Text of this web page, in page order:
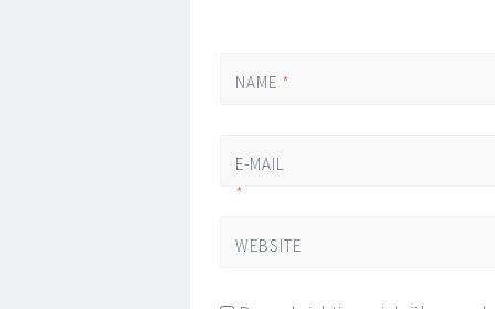
NAME *
E-MAIL
*
WEBSITE